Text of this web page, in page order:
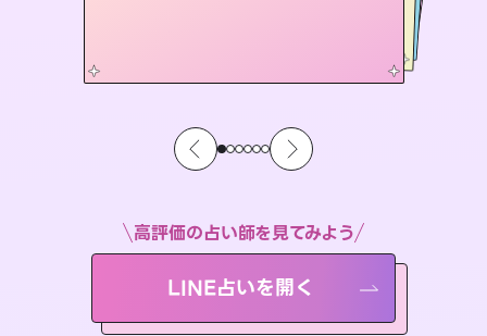
高評価の占い師を見てみよう
LINE占いを開く